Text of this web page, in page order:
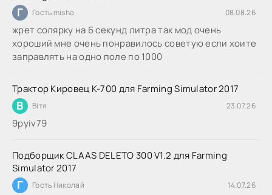
Г Гость misha 08.08.26
жрет солярку на 6 секунд литра так мод очень
хороший мне очень понравилось советую если хоите
заправлять на одно поле по 1000
Трактор Кировец К-700 для Farming Simulator 2017
В Вітя 23.07.26
9руіv79
Подборщик CLAAS DELETO 300 V1.2 для Farming
Simulator 2017
Г Гость Николай 14.07.26